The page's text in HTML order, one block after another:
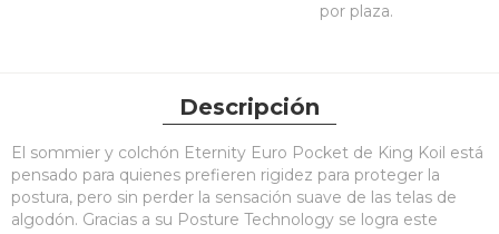
por plaza.
Descripción
El sommier y colchón Eternity Euro Pocket de King Koil está
pensado para quienes prefieren rigidez para proteger la
postura, pero sin perder la sensación suave de las telas de
algodón. Gracias a su Posture Technology se logra este